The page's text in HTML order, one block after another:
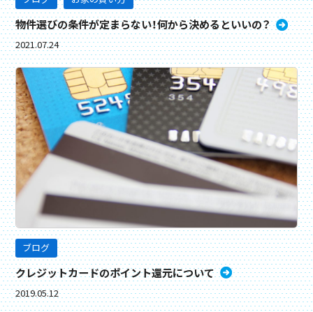
物件選びの条件が定まらない！何から決めるといいの？
2021.07.24
ブログ
クレジットカードのポイント還元について
2019.05.12